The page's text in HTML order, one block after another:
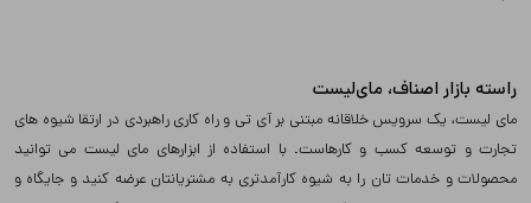
راسته بازار اصناف، مای‌لیست
مای لیست، یک سرویس خلاقانه مبتنی بر آی تی و راه کاری راهبردی در ارتقا شیوه های
تجارت و توسعه کسب و کارهاست. با استفاده از ابزارهای مای لیست می توانید
محصولات و خدمات تان را به شیوه کارآمدتری به مشتریانتان عرضه کنید و جایگاه و